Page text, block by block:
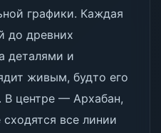
графики. Каждая
до древних
деталями и
живым, будто его
В центре — Архабан,
все линии